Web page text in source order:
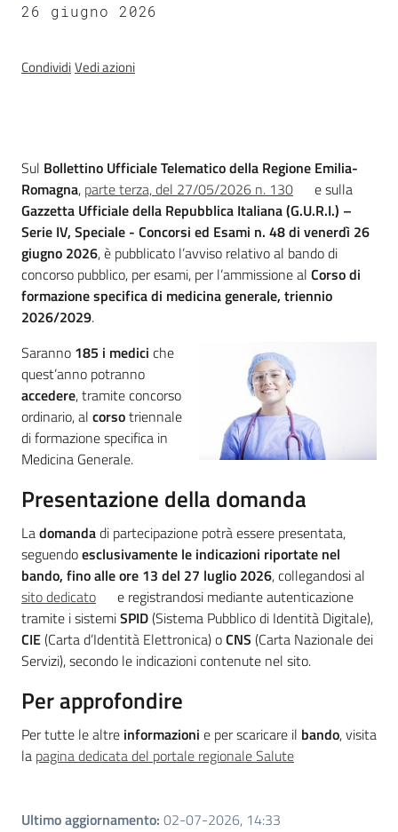
P
r
e
o
r
g
a
n
i
g
r
a
m
m
a
Regione
Emilia-
Romagna
Regione
Servizi
26 giugno 2026
CondividiVedi azioni
Introduzione
Sul Bollettino Ufficiale Telematico della Regione Emilia-
Romagna, parte terza, del 27/05/2026 n. 130
e sulla
Gazzetta Ufficiale della Repubblica Italiana (G.U.R.I.) –
Serie IV, Speciale - Concorsi ed Esami n. 48 di venerdì 26
giugno 2026, è pubblicato l’avviso relativo al bando di
concorso pubblico, per esami, per l’ammissione al Corso di
formazione specifica di medicina generale, triennio
2026/2029.
Saranno 185 i medici che
quest’anno potranno
accedere, tramite concorso
ordinario, al corsotriennale
di formazione specifica in
Medicina Generale.
Presentazione della domanda
Ladomandadi partecipazione potrà essere presentata,
seguendoesclusivamente le indicazioni riportate nel
bando, fino alle ore 13 del 27 luglio 2026, collegandosi al
sito dedicato
e registrandosi mediante autenticazione
tramite i sistemiSPID(Sistema Pubblico di Identità Digitale),
CIE(Carta d’Identità Elettronica) oCNS (Carta Nazionale dei
Servizi), secondo le indicazioni contenute nel sito.
Per approfondire
Per tutte le altre informazioni e per scaricare il bando, visita
la pagina dedicata del portale regionale Salute
Ultimo aggiornamento: 02-07-2026, 14:33